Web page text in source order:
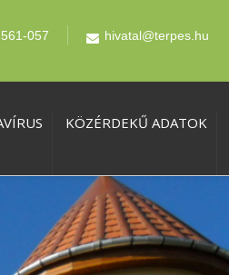
057 hivatal@terpes.hu
KÖZÉRDEKŰ ADATOK